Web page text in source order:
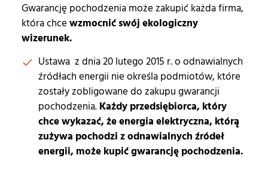
Gwarancję pochodzenia może zakupić każda firma,
która chce wzmocnić swój ekologiczny
wizerunek.
Ustawa z dnia 20 lutego 2015 r. o odnawialnych
źródłach energii nie określa podmiotów, które
zostały zobligowane do zakupu gwarancji
pochodzenia. Każdy przedsiębiorca, który
chce wykazać, że energia elektryczna, którą
zużywa pochodzi z odnawialnych źródeł
energii, może kupić gwarancję pochodzenia.